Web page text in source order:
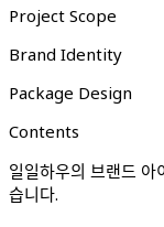
Project Scope
Brand Identity
Package Design
Contents
일일하우의 브랜드 아
습니다.